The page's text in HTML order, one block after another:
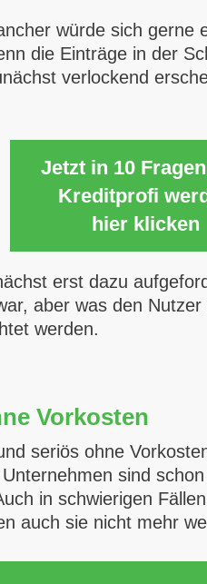
würde sich
die Einträge in der
verlockend
Jetzt in 10
Kreditprofi
hier klicken
erst dazu
aber was den
werden.
Vorkosten
seriös ohne
sind
in schwierigen
auch sie nicht mehr